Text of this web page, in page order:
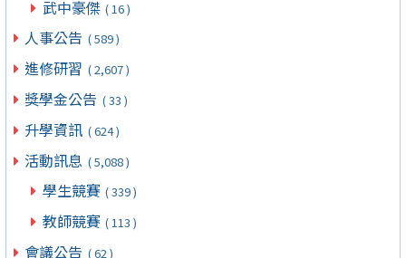
武中豪傑 ( 16 )
人事公告 ( 589 )
進修研習 ( 2,607 )
獎學金公告 ( 33 )
升學資訊 ( 624 )
活動訊息 ( 5,088 )
學生競賽 ( 339 )
教師競賽 ( 113 )
會議公告 ( 62 )